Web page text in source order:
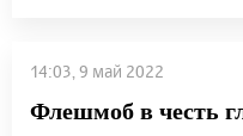
14:03, 9 май 2022
Флешмоб в честь